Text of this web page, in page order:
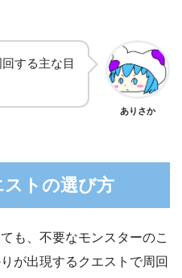
する主な目
ありさか
ストの選び方
も、不要なモンスターのこ
が出現するクエストで周回